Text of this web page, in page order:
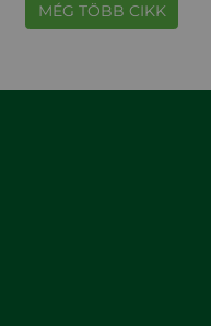
MÉG TÖBB CIKK